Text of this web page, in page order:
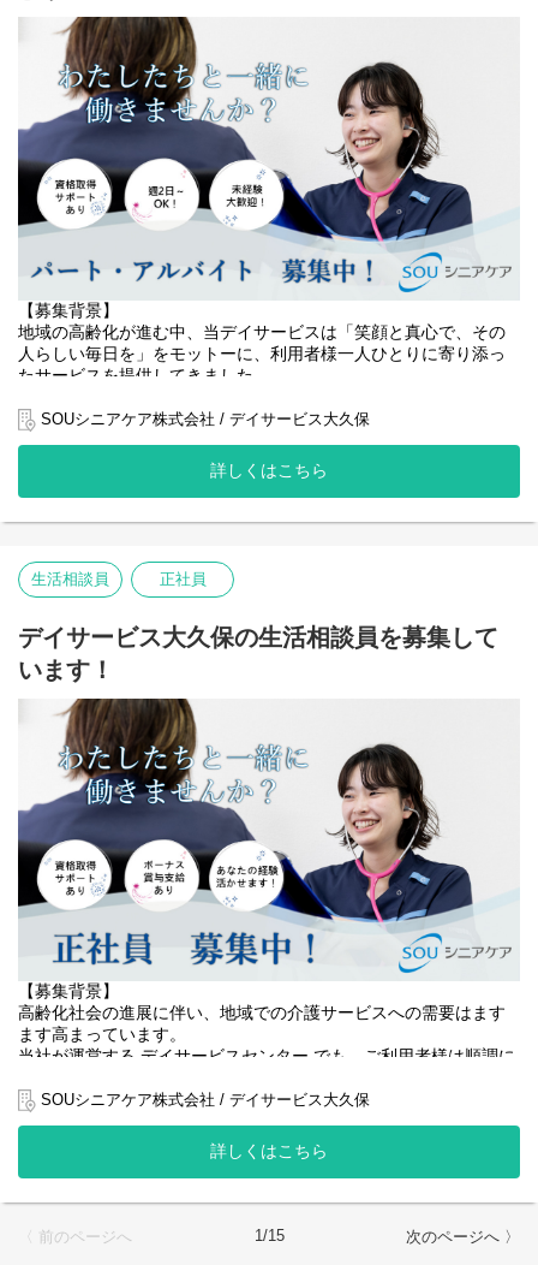
【役割】
あなたには、デイサービスにおける 看護業務全般 をお任せしま
・バイタルチェック・健康観察
・服薬管理・医療的ケア（応急処置、医師の指示に基づく対応な
ど）
・体調不良時の判断・対応
・機能訓練の実施・記録
・介護職員との連携による安全なケア提供
・ご家族・関係機関との情報共有
介護職員と協力しながら、利用者様の健康面を支える重要なポジ
ションです。
ブランクのある方やデイサービス未経験の方も、先輩スタッフが
丁寧にサポートします。
【具体的な仕事内容】
・利用者様の健康チェック（バイタル測定、問診、観察）
・服薬管理、医療処置（創傷処置、軟膏塗布、応急対応など）
・体調急変時の初期対応、医療機関との連携
・介護職員と協力した日常生活支援（見守り・安全確保）
・ご家族への健康状況の説明・相談対応
・施設内の衛生管理、感染対策の実施
【募集背景】
地域の高齢化が進む中、当デイサービスは「笑顔と真心で、その
人らしい毎日を」をモットーに、利用者様一人ひとりに寄り添っ
たサービスを提供してきました。
おかげさまで地域の皆様からの信頼も厚く、利用者様のご利用数
は増加傾向にあります。
より安全で質の高いケアを提供し、利用者様の健康維持・生活の
質向上に貢献するため、このたび員募集 を行うこととなりまし
た。
・利用者様増加に伴う医療的ケア体制の強化
・健康管理・リスク管理の質向上
こうした目的から、看護体制の強化を進めています。
私たちと一緒に、利用者様の「安心」と「笑顔」を支えるケアを
届けませんか。
【役割】
あなたには、デイサービスにおける 看護業務全般 をお任せしま
・バイタルチェック・健康観察
・服薬管理・医療的ケア（応急処置、医師の指示に基づく対応な
ど）
・体調不良時の判断・対応
・機能訓練の実施・記録
・介護職員との連携による安全なケア提供
・ご家族・関係機関との情報共有
介護職員と協力しながら、利用者様の健康面を支える重要なポジ
ションです。
ブランクのある方やデイサービス未経験の方も、先輩スタッフが
丁寧にサポートします。
【具体的な仕事内容】
・利用者様の健康チェック（バイタル測定、問診、観察）
・服薬管理、医療処置（創傷処置、軟膏塗布、応急対応など）
・体調急変時の初期対応、医療機関との連携
・介護職員と協力した日常生活支援（見守り・安全確保）
・ご家族への健康状況の説明・相談対応
SOUシニアケア株式会社 / デイサービス大久保
詳しくはこちら
生活相談員 正社員
デイサービス大久保の生活相談員を募集して
います！
【募集背景】
高齢化社会の進展に伴い、地域での介護サービスへの需要はます
ます高まっています。
当社が運営する デイサービスセンター でも、ご利用者様は順調に
「安心して座って過ごせる居場所づくり」の強化が急務となって
私たちは、ご利用者様一人ひとりの生活を支え、ご家族にも安心
していただけるよう、
椅子に座って過ごす時間を大切にしながら、きめ細やかなケアと
温かいサポートを心がけています。
SOUシニアケア株式会社 / デイサービス大久保
詳しくはこちら
〈 前のページへ 1/15 次のページへ 〉